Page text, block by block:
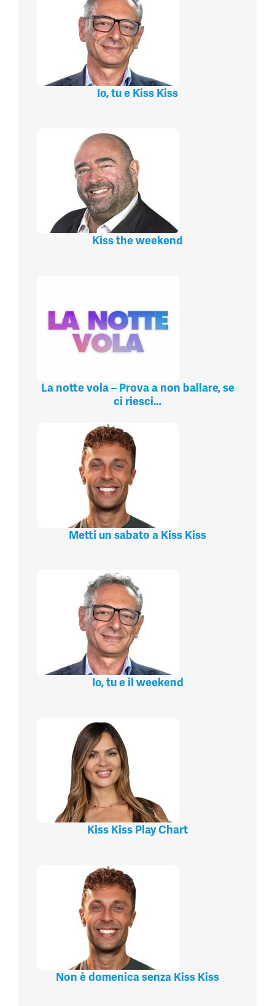
Io, tu e Kiss Kiss
Kiss the weekend
La notte vola – Prova a non ballare, se
ci riesci…
Metti un sabato a Kiss Kiss
Io, tu e il weekend
Kiss Kiss Play Chart
Non è domenica senza Kiss Kiss